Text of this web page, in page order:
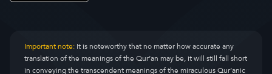
Important note:It is noteworthy that no matter how accurate any
translation of the meanings of the Qur’an may be, it will still fall short
in conveying the transcendent meanings of the miraculous Qur’anic